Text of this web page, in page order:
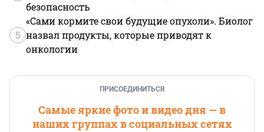
безопасность
5
«Сами кормите свои будущие опухоли». Биолог
назвал продукты, которые приводят к
онкологии
ПРИСОЕДИНИТЬСЯ
Самые яркие фото и видео дня — в
наших группах в социальных сетях